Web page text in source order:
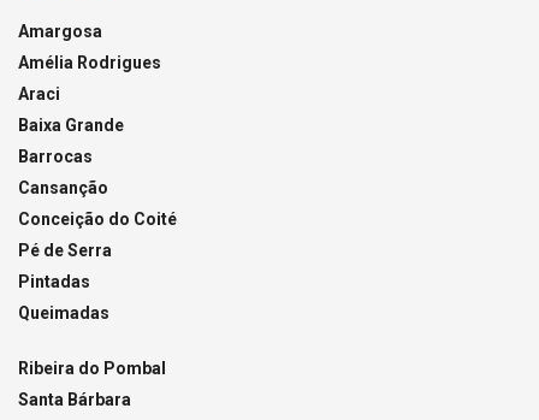
Amargosa
Amélia Rodrigues
Araci
Baixa Grande
Barrocas
Cansanção
Conceição do Coité
Pé de Serra
Pintadas
Queimadas
Ribeira do Pombal
Santa Bárbara